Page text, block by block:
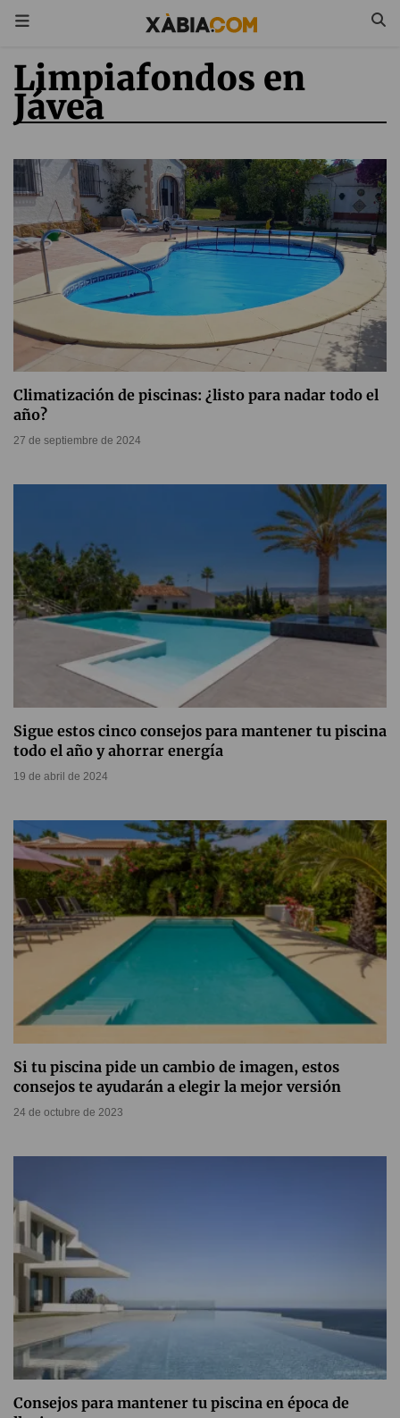
Limpiafondos en
Jávea
Climatización de piscinas: ¿listo para nadar todo el
año?
27 de septiembre de 2024
Sigue estos cinco consejos para mantener tu piscina
todo el año y ahorrar energía
19 de abril de 2024
Si tu piscina pide un cambio de imagen, estos
consejos te ayudarán a elegir la mejor versión
24 de octubre de 2023
Consejos para mantener tu piscina en época de